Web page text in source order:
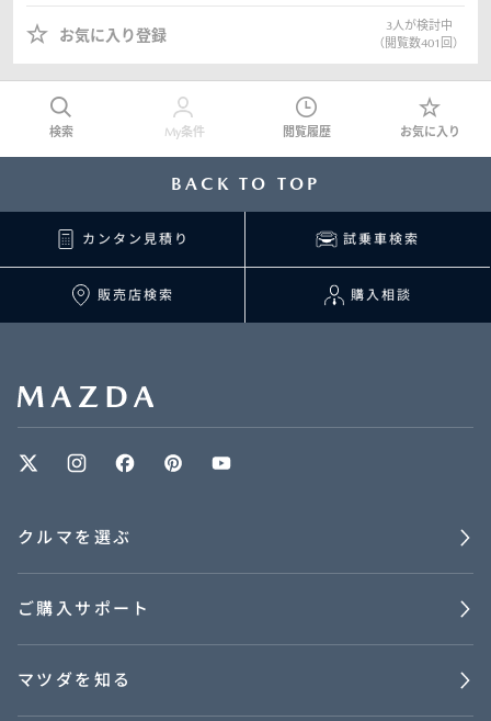
お気に入り登録
3人が検討中
（閲覧数401 回）
検索 My条件 閲覧履歴 お気に入り
BACK TO TOP
カンタン見積り 試乗車検索
販売店検索 購入相談
クルマを選ぶ
ご購入サポート
マツダを知る